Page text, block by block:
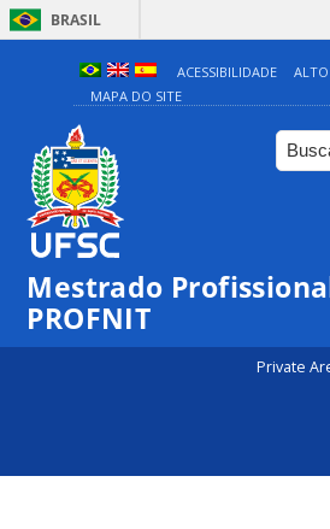
BRASIL
ACESSIBILIDADE
MAPA DO SITE
Mestrado
PROFNIT
Private